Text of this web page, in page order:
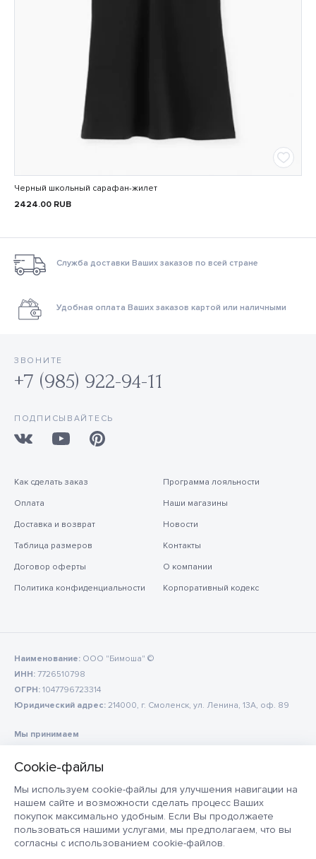
Мы используем cookie-файлы для улучшения навигации на
нашем сайте и возможности сделать процесс Ваших
покупок максимально удобным. Если Вы продолжаете
пользоваться нашими услугами, мы предполагаем, что вы
согласны с использованием cookie-файлов.
Черный школьный сарафан-жилет
2424.00 RUB
Служба доставки Ваших заказов по всей стране
Удобная оплата Ваших заказов картой или наличными
ЗВОНИТЕ
+7 (985) 922-94-11
ПОДПИСЫВАЙТЕСЬ
Как сделать заказ
Оплата
Доставка и возврат
Таблица размеров
Договор оферты
Политика конфиденциальности
Программа лояльности
Наши магазины
Новости
Контакты
О компании
Корпоративный кодекс
Наименование: ООО "Бимоша" ©
ИНН: 7726510798
ОГРН: 1047796723314
Юридический адрес: 214000, г. Смоленск, ул. Ленина, 13А, оф. 89
Мы принимаем